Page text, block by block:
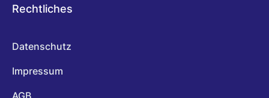
Rechtliches
Datenschutz
Impressum
AGB